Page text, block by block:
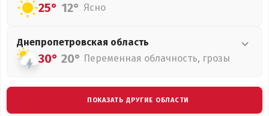
25° 12° Ясно
Днепропетровская область
30° 20° Переменная облачность, грозы
ПОКАЗАТЬ ДРУГИЕ ОБЛАСТИ